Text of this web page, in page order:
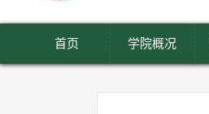
首页 学院概况